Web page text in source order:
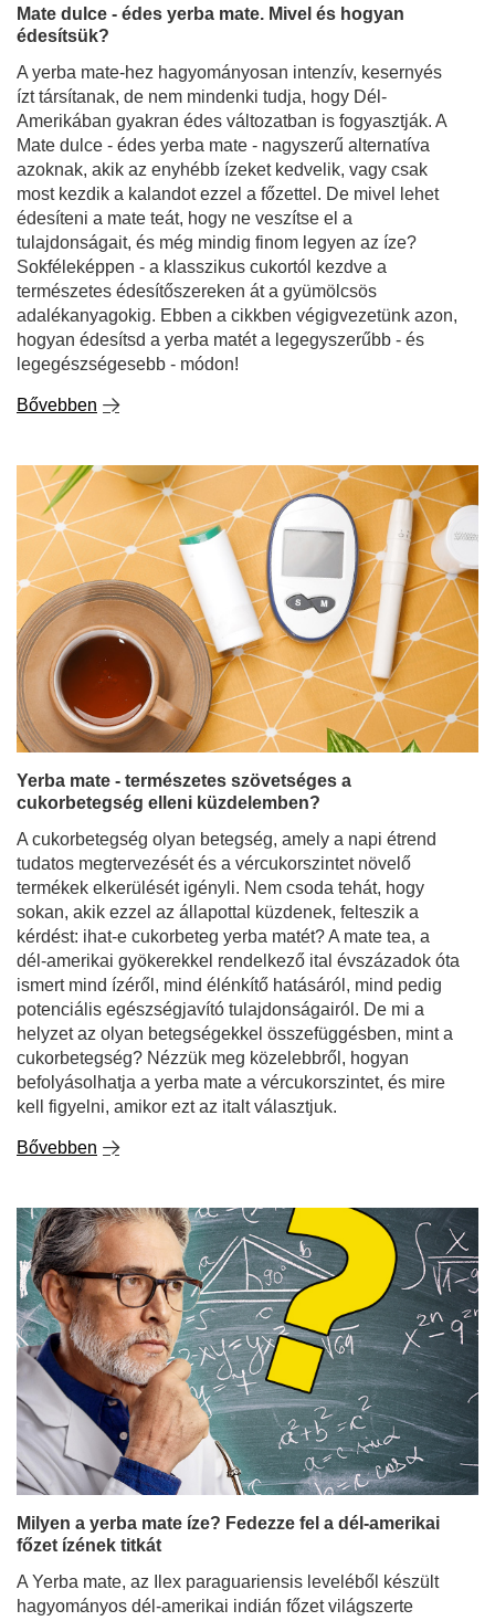
Mate dulce - édes yerba mate. Mivel és hogyan
édesítsük?
A yerba mate-hez hagyományosan intenzív, kesernyés
ízt társítanak, de nem mindenki tudja, hogy Dél-
Amerikában gyakran édes változatban is fogyasztják. A
Mate dulce - édes yerba mate - nagyszerű alternatíva
azoknak, akik az enyhébb ízeket kedvelik, vagy csak
most kezdik a kalandot ezzel a főzettel. De mivel lehet
édesíteni a mate teát, hogy ne veszítse el a
tulajdonságait, és még mindig finom legyen az íze?
Sokféleképpen - a klasszikus cukortól kezdve a
természetes édesítőszereken át a gyümölcsös
adalékanyagokig. Ebben a cikkben végigvezetünk azon,
hogyan édesítsd a yerba matét a legegyszerűbb - és
legegészségesebb - módon!
Bővebben
Yerba mate - természetes szövetséges a
cukorbetegség elleni küzdelemben?
A cukorbetegség olyan betegség, amely a napi étrend
tudatos megtervezését és a vércukorszintet növelő
termékek elkerülését igényli. Nem csoda tehát, hogy
sokan, akik ezzel az állapottal küzdenek, felteszik a
kérdést: ihat-e cukorbeteg yerba matét? A mate tea, a
dél-amerikai gyökerekkel rendelkező ital évszázadok óta
ismert mind ízéről, mind élénkítő hatásáról, mind pedig
potenciális egészségjavító tulajdonságairól. De mi a
helyzet az olyan betegségekkel összefüggésben, mint a
cukorbetegség? Nézzük meg közelebbről, hogyan
befolyásolhatja a yerba mate a vércukorszintet, és mire
kell figyelni, amikor ezt az italt választjuk.
Bővebben
Milyen a yerba mate íze? Fedezze fel a dél-amerikai
főzet ízének titkát
A Yerba mate, az Ilex paraguariensis leveléből készült
hagyományos dél-amerikai indián főzet világszerte